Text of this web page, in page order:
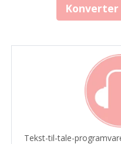
Tekst-til-tale-